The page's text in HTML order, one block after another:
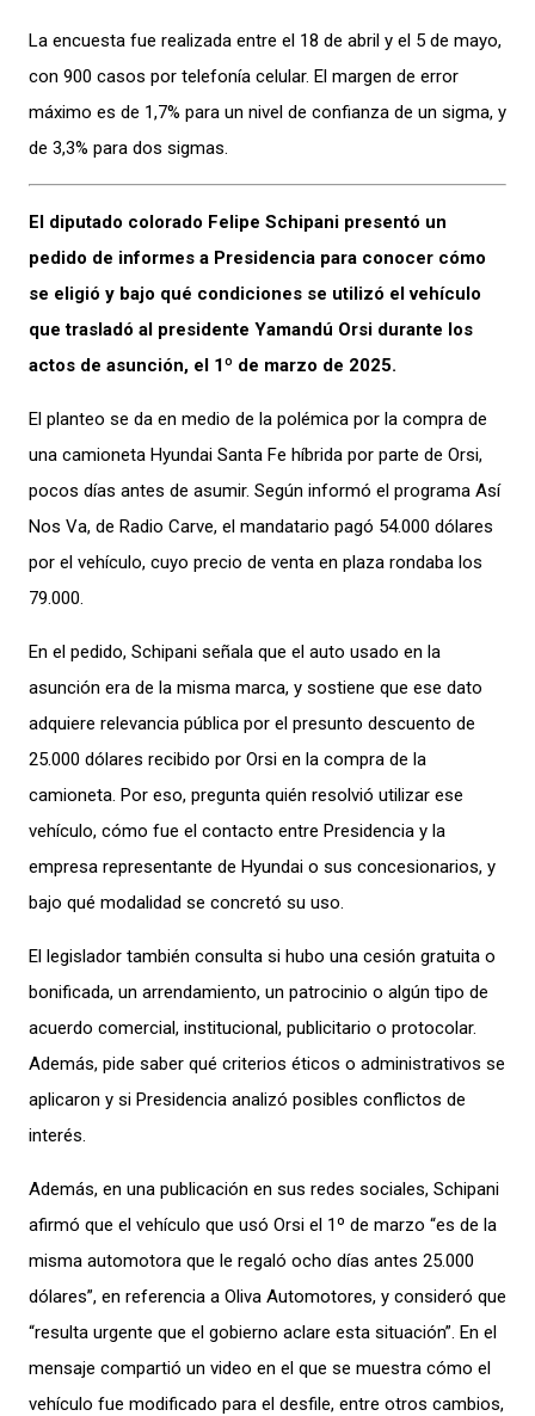
La encuesta fue realizada entre el 18 de abril y el 5 de mayo,
con 900 casos por telefonía celular. El margen de error
máximo es de 1,7% para un nivel de confianza de un sigma, y
de 3,3% para dos sigmas.
El diputado colorado Felipe Schipani presentó un
pedido de informes a Presidencia para conocer cómo
se eligió y bajo qué condiciones se utilizó el vehículo
que trasladó al presidente Yamandú Orsi durante los
actos de asunción, el 1º de marzo de 2025.
El planteo se da en medio de la polémica por la compra de
una camioneta Hyundai Santa Fe híbrida por parte de Orsi,
pocos días antes de asumir. Según informó el programa Así
Nos Va, de Radio Carve, el mandatario pagó 54.000 dólares
por el vehículo, cuyo precio de venta en plaza rondaba los
79.000.
En el pedido, Schipani señala que el auto usado en la
asunción era de la misma marca, y sostiene que ese dato
adquiere relevancia pública por el presunto descuento de
25.000 dólares recibido por Orsi en la compra de la
camioneta. Por eso, pregunta quién resolvió utilizar ese
vehículo, cómo fue el contacto entre Presidencia y la
empresa representante de Hyundai o sus concesionarios, y
bajo qué modalidad se concretó su uso.
El legislador también consulta si hubo una cesión gratuita o
bonificada, un arrendamiento, un patrocinio o algún tipo de
acuerdo comercial, institucional, publicitario o protocolar.
Además, pide saber qué criterios éticos o administrativos se
aplicaron y si Presidencia analizó posibles conflictos de
interés.
Además, en una publicación en sus redes sociales, Schipani
afirmó que el vehículo que usó Orsi el 1º de marzo “es de la
misma automotora que le regaló ocho días antes 25.000
dólares”, en referencia a Oliva Automotores, y consideró que
“resulta urgente que el gobierno aclare esta situación”. En el
mensaje compartió un video en el que se muestra cómo el
vehículo fue modificado para el desfile, entre otros cambios,